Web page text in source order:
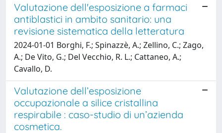
Valutazione dell'esposizione a farmaci
antiblastici in ambito sanitario: una
revisione sistematica della letteratura
2024-01-01 Borghi, F.; Spinazzè, A.; Zellino, C.; Zago,
A.; De Vito, G.; Del Vecchio, R. L.; Cattaneo, A.;
Cavallo, D.
Valutazione dell’esposizione
occupazionale a silice cristallina
respirabile : caso-studio di un’azienda
cosmetica.